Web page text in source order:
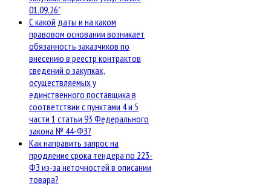
01.09.26"
С какой даты и на каком
правовом основании возникает
обязанность заказчиков по
внесению в реестр контрактов
сведений о закупках,
осуществляемых у
единственного поставщика в
соответствии с пунктами 4 и 5
части 1 статьи 93 Федерального
закона № 44-ФЗ?
Как направить запрос на
продление срока тендера по 223-
ФЗ из-за неточностей в описании
товара?